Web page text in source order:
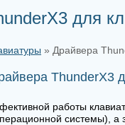
для
» Драйвера
ThunderX3
работы
системы),